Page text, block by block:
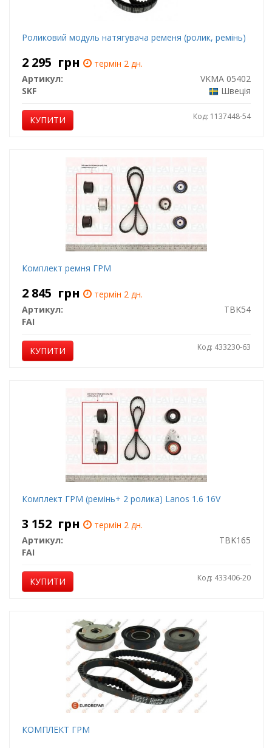
Роликовий модуль натягувача ременя (ролик, ремінь)
2 295 грн
термін 2 дн.
Артикул:
VKMA 05402
SKF
Швеція
КУПИТИ Код: 1137448-54
Комплект ремня ГРМ
2 845 грн
термін 2 дн.
Артикул:
TBK54
FAI
КУПИТИ Код: 433230-63
Комплект ГРМ (ремінь+ 2 ролика) Lanos 1.6 16V
3 152 грн
термін 2 дн.
Артикул:
TBK165
FAI
КУПИТИ Код: 433406-20
КОМПЛЕКТ ГРМ